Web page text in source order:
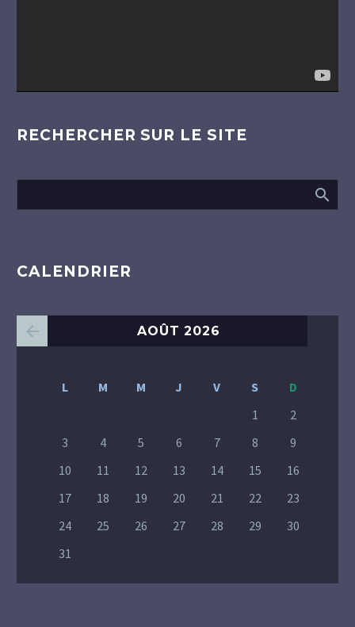
RECHERCHER SUR LE SITE
CALENDRIER
AOÛT 2026
L M M J V S
D
1
2
3
4 5 6 7 8
9
10
11 12 13 14 15
16
17
18 19 20 21 22
23
24
25 26 27 28 29
30
31